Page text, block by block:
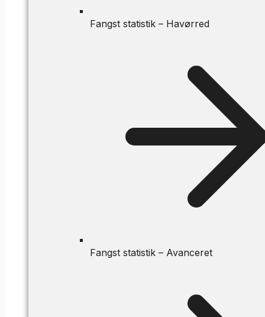
Fangst statistik – Havørred
Fangst statistik – Avanceret